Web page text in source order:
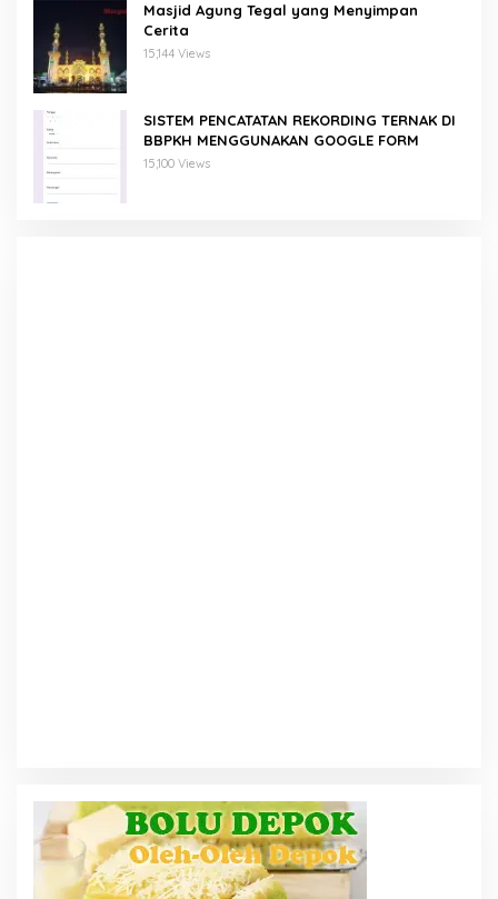
Masjid Agung Tegal yang Menyimpan
Cerita
15,144 Views
SISTEM PENCATATAN REKORDING TERNAK DI
BBPKH MENGGUNAKAN GOOGLE FORM
15,100 Views